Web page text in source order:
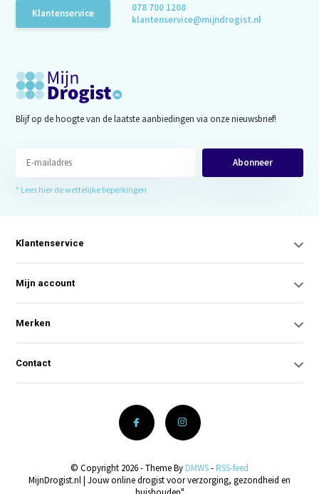
Klantenservice
078 700 1208
klantenservice@mijndrogist.nl
Blijf op de hoogte van de laatste aanbiedingen via onze nieuwsbrief!
Abonneer
* Lees hier de wettelijke beperkingen
Klantenservice
Mijn account
Merken
Contact
© Copyright 2026 - Theme By DMWS- RSS-feed
MijnDrogist.nl | Jouw online drogist voor verzorging, gezondheid en